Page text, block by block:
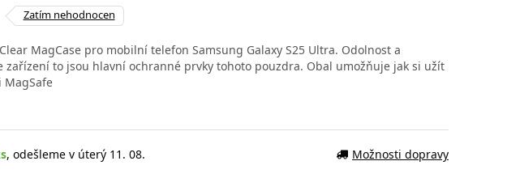
Zatím nehodnocen
MagCase pro mobilní telefon Samsung Galaxy S25 Ultra. Odolnost a
zařízení to jsou hlavní ochranné prvky tohoto pouzdra. Obal umožňuje jak si užít
, odešleme v úterý 11. 08. Možnosti dopravy